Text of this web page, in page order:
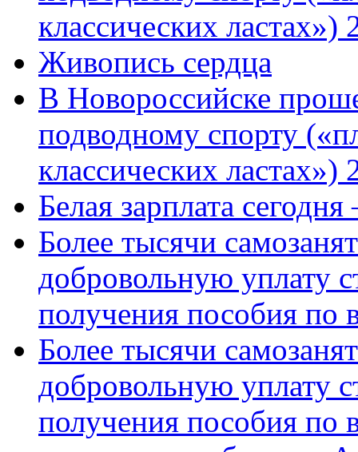
классических
Живопись сердца
В Новороссийске
подводному спорту
классических ластах»)
Белая зарплата
Более тысячи
добровольную уплату
получения пособия по
Более тысячи
добровольную уплату
получения пособия по